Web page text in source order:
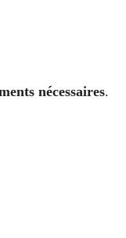
nécessaires.